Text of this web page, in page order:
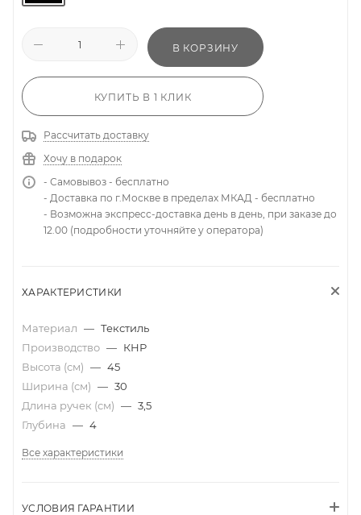
В КОРЗИНУ
КУПИТЬ В 1 КЛИК
Рассчитать доставку
Хочу в подарок
- Самовывоз - бесплатно
- Доставка по г.Москве в пределах МКАД - бесплатно
- Возможна экспресс-доставка день в день, при заказе до
12.00 (подробности уточняйте у оператора)
ХАРАКТЕРИСТИКИ
Материал — Текстиль
Производство — КНР
Высота (см) — 45
Ширина (см) — 30
Длина ручек (см) — 3,5
Глубина — 4
Все характеристики
УСЛОВИЯ ГАРАНТИИ